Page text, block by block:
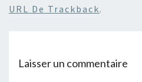
URL De Trackback.
Laisser un commentaire